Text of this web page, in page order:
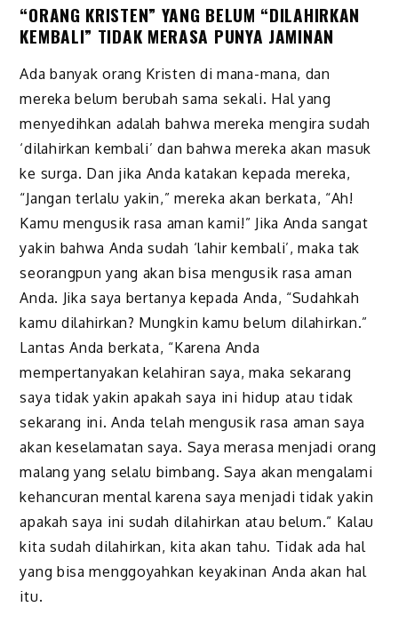
“ORANG KRISTEN” YANG BELUM “DILAHIRKAN
KEMBALI” TIDAK MERASA PUNYA JAMINAN
Ada banyak orang Kristen di mana-mana, dan
mereka belum berubah sama sekali. Hal yang
menyedihkan adalah bahwa mereka mengira sudah
‘dilahirkan kembali’ dan bahwa mereka akan masuk
ke surga. Dan jika Anda katakan kepada mereka,
“Jangan terlalu yakin,” mereka akan berkata, “Ah!
Kamu mengusikrasa aman kami!” Jika Anda sangat
yakin bahwa Anda sudah ‘lahir kembali’, maka tak
seorangpun yang akan bisa mengusik rasa aman
Anda. Jika saya bertanya kepada Anda, “Sudahkah
kamu dilahirkan? Mungkin kamu belum dilahirkan.”
Lantas Anda berkata, “Karena Anda
mempertanyakan kelahiran saya, maka sekarang
saya tidak yakin apakah saya ini hidup atau tidak
sekarang ini. Anda telah mengusik rasa aman saya
akan keselamatan saya. Saya merasa menjadi orang
malang yang selalu bimbang. Saya akan mengalami
kehancuran mental karena saya menjadi tidak yakin
apakah saya ini sudah dilahirkan atau belum.” Kalau
kita sudah dilahirkan, kita akan tahu. Tidak ada hal
yang bisa menggoyahkan keyakinan Anda akan hal
itu.